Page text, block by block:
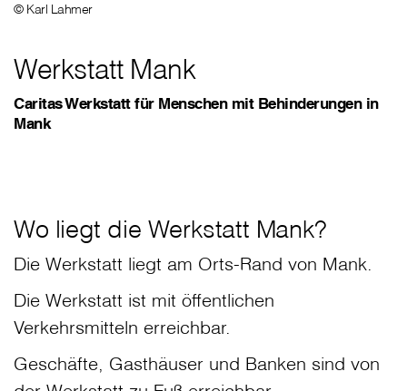
© Karl Lahmer
Werkstatt Mank
Caritas Werkstatt für Menschen mit Behinderungen in
Mank
Wo liegt die Werkstatt Mank?
Die Werkstatt liegt am Orts-Rand von Mank.
Die Werkstatt ist mit öffentlichen
Verkehrsmitteln erreichbar.
Geschäfte, Gasthäuser und Banken sind von